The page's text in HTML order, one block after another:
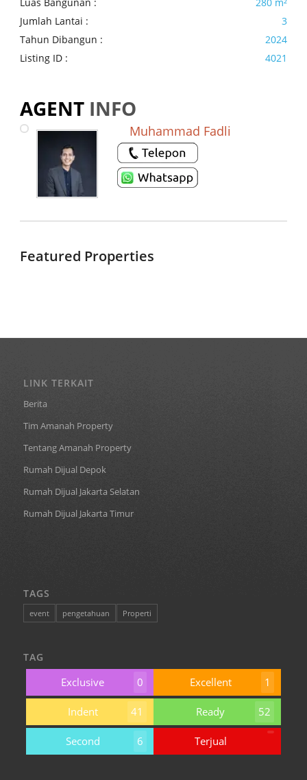
Jumlah Lantai :
3
Tahun Dibangun :
2024
Listing ID :
4021
AGENTINFO
Muhammad Fadli
Featured Properties
LINK TERKAIT
Berita
Tim Amanah Property
Tentang Amanah Property
Rumah Dijual Depok
Rumah Dijual Jakarta Selatan
Rumah Dijual Jakarta Timur
TAGS
event pengetahuan Properti
TAG
Exclusive 0 Excellent 1
Indent 41 Ready 52
Second 6 Terjual